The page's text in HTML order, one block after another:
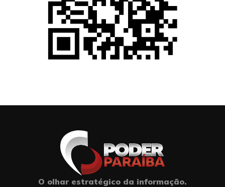
O olhar estratégico da informação.